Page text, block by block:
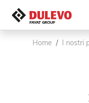
Home I nostri